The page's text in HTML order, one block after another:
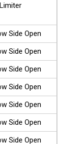
Side Open
Side Open
Side Open
Side Open
Side Open
Side Open
Side Open